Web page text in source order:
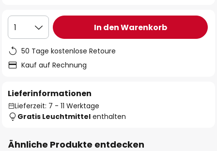
1 In den Warenkorb
50 Tage kostenlose Retoure
Kauf auf Rechnung
Lieferinformationen
Lieferzeit: 7 - 11 Werktage
Gratis Leuchtmittel enthalten
Ähnliche Produkte entdecken